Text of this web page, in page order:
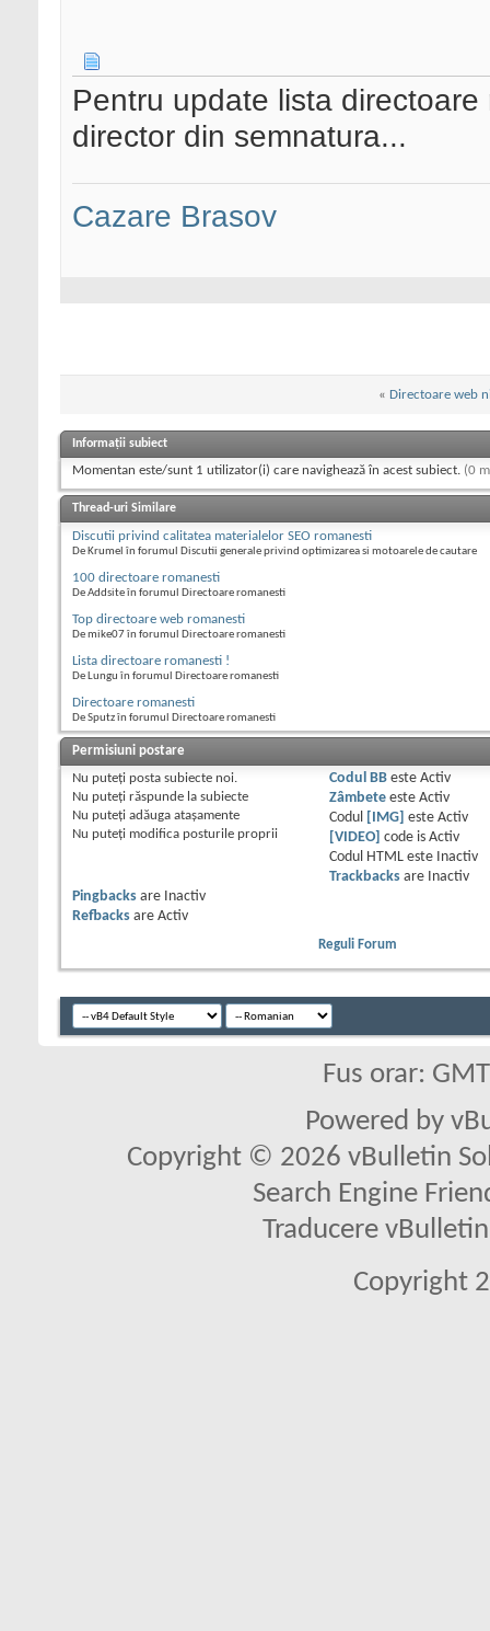
Pentru update lista
director din semnatura...
Cazare Brasov
« Directoare web
Informații subiect
Momentan este/sunt 1 utilizator(i) care navighează în acest subiect. (0
Thread-uri Similare
Discutii privind calitatea materialelor SEO romanesti
De Krumel în forumul Discutii generale privind optimizarea si motoarele de cautare
100 directoare romanesti
De Addsite în forumul Directoare romanesti
Top directoare web romanesti
De mike07 în forumul Directoare romanesti
Lista directoare romanesti !
De Lungu în forumul Directoare romanesti
Directoare romanesti
De Sputz în forumul Directoare romanesti
Permisiuni postare
Nu puteţi posta subiecte noi.
Nu puteţi răspunde la subiecte
Nu puteţi adăuga ataşamente
Nu puteţi modifica posturile proprii
Codul BBeste Activ
Zâmbeteeste Activ
Codul
[IMG] este Activ
[VIDEO] code is Activ
Codul HTML este
Inactiv
Trackbacksare
Inactiv
Pingbacks are
Inactiv
Refbacks are Activ
Reguli Forum
Fus orar:
Powered by
Copyright © 2026 vBulletin
Search Engine
Traducere
Copyright